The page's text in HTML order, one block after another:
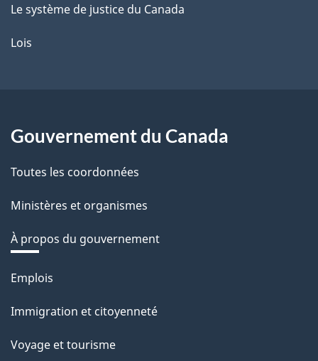
Le système de justice du Canada
Lois
Gouvernement du Canada
Toutes les coordonnées
Ministères et organismes
À propos du gouvernement
Thèmes
sujets
Emplois
Immigration et citoyenneté
Voyage et tourisme